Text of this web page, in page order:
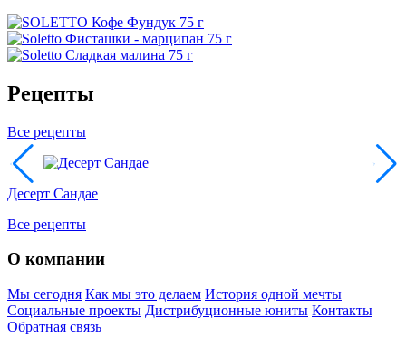
Рецепты
Все рецепты
Десерт Сандае
Все рецепты
О компании
Мы сегодня Как мы это делаем История одной мечты
Социальные проекты Дистрибуционные юниты Контакты
Обратная связь